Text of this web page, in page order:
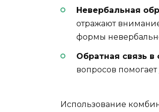
Невербальная
отражают
формы
Обратная связь
вопросов
Использование